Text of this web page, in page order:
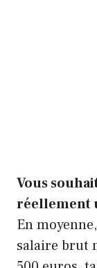
Vous
réellement
En
salaire brut